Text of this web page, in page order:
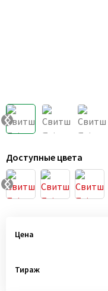
Доступные цвета
Цена
Тираж